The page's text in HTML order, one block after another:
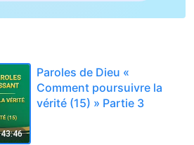
43:46
Paroles de Dieu «
Comment poursuivre la
vérité (15) » Partie 3